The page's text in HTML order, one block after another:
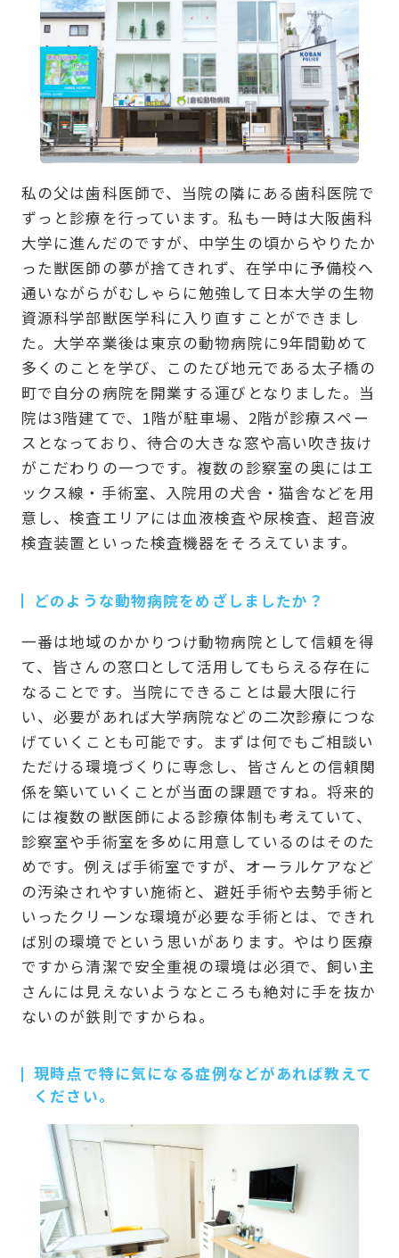
私の父は歯科医師で、当院の隣にある歯科医院で
ずっと診療を行っています。私も一時は大阪歯科
大学に進んだのですが、中学生の頃からやりたか
った獣医師の夢が捨てきれず、在学中に予備校へ
通いながらがむしゃらに勉強して日本大学の生物
資源科学部獣医学科に入り直すことができまし
た。大学卒業後は東京の動物病院に9年間勤めて
多くのことを学び、このたび地元である太子橋の
町で自分の病院を開業する運びとなりました。当
院は3階建てで、1階が駐車場、2階が診療スペー
スとなっており、待合の大きな窓や高い吹き抜け
がこだわりの一つです。複数の診察室の奥にはエ
ックス線・手術室、入院用の犬舎・猫舎などを用
意し、検査エリアには血液検査や尿検査、超音波
検査装置といった検査機器をそろえています。
どのような動物病院をめざしましたか？
一番は地域のかかりつけ動物病院として信頼を得
て、皆さんの窓口として活用してもらえる存在に
なることです。当院にできることは最大限に行
い、必要があれば大学病院などの二次診療につな
げていくことも可能です。まずは何でもご相談い
ただける環境づくりに専念し、皆さんとの信頼関
係を築いていくことが当面の課題ですね。将来的
には複数の獣医師による診療体制も考えていて、
診察室や手術室を多めに用意しているのはそのた
めです。例えば手術室ですが、オーラルケアなど
の汚染されやすい施術と、避妊手術や去勢手術と
いったクリーンな環境が必要な手術とは、できれ
ば別の環境でという思いがあります。やはり医療
ですから清潔で安全重視の環境は必須で、飼い主
さんには見えないようなところも絶対に手を抜か
ないのが鉄則ですからね。
現時点で特に気になる症例などがあれば教えて
ください。